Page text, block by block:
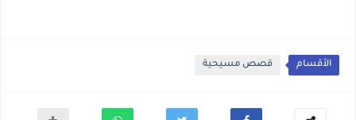
الأقسام قصص مسيحية